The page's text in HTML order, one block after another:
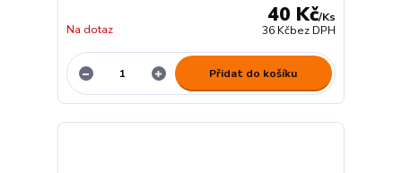
40 Kč/Ks
36 Kčbez DPH
Na dotaz
Přidat do košíku